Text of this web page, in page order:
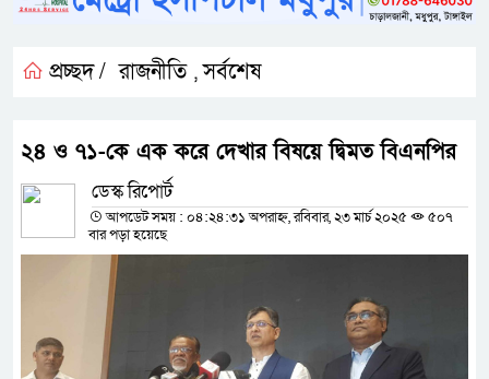
প্রচ্ছদ / রাজনীতি ,সর্বশেষ
২৪ ও ৭১-কে এক করে দেখার বিষয়ে দ্বিমত বিএনপির
ডেস্ক রিপোর্ট
আপডেট সময় : ০৪:২৪:৩১ অপরাহ্ন, রবিবার, ২৩ মার্চ ২০২৫
৫০৭
বার পড়া হয়েছে